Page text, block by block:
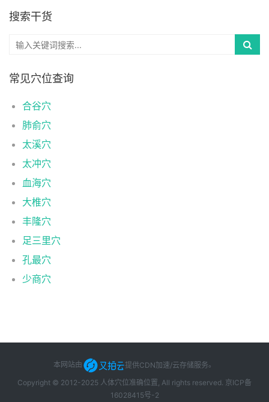
搜索干货
常见穴位查询
合谷穴
肺俞穴
太溪穴
太冲穴
血海穴
大椎穴
丰隆穴
足三里穴
孔最穴
少商穴
本网站由 提供CDN加速/云存储服务。
Copyright © 2012-2025 人体穴位准确位置, All rights reserved. 京ICP备
16028415号-2